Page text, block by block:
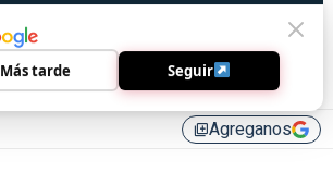
library_addAgreganos
Más tarde Seguir